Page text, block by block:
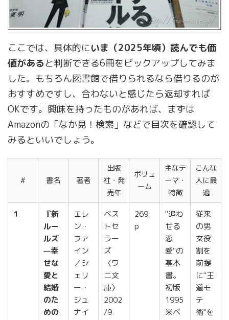
ここでは、具体的にいま（2025年頃）読んでも価
値があると判断できる6冊をピックアップしてみま
した。もちろん図書館で借りられるなら借りるのが
おすすめですし、合わないと感じたら返却すれば
OKです。興味を持ったものがあれば、まずは
Amazonの「なか見！検索」などで目次を確認して
みるといいでしょう。
# 書名 著者
出版
社・発
売年
ボリュ
ーム
主なテ
ーマ・
特徴
こんな
人に最
適
1
『新
ルー
ルズ
—幸
せな
愛と
結婚
のた
めの
エレ
ン・
ファ
イン
／シ
ェリ
ー・
シュ
ナイ
ベス
トセ
ラー
ズ
〈ワ
ニ文
庫〉
2002
/9
269
p
"追わ
せる
恋
愛"の
基本
書。
初版
1995
米ベ
従来
の男
女役
割を
前提
に"王
道モ
テ
術"を